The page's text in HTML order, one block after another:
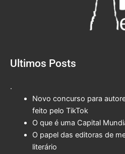
Ultimos Posts
.
Novo concurso para
feito pelo TikTok
O que é uma Capital
O papel das editoras de
literário